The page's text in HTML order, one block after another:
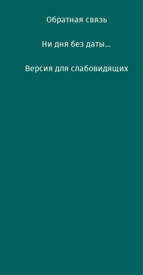
Обратная связь
Ни дня без даты...
Версия для слабовидящих